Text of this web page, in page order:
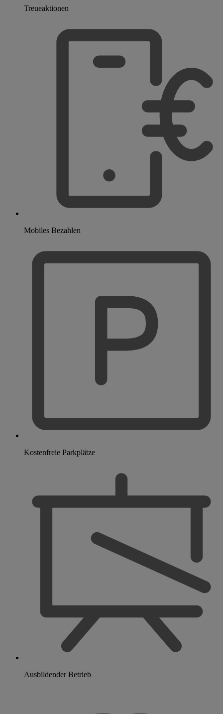
Treueaktionen
Mobiles Bezahlen
Kostenfreie Parkplätze
Ausbildender Betrieb